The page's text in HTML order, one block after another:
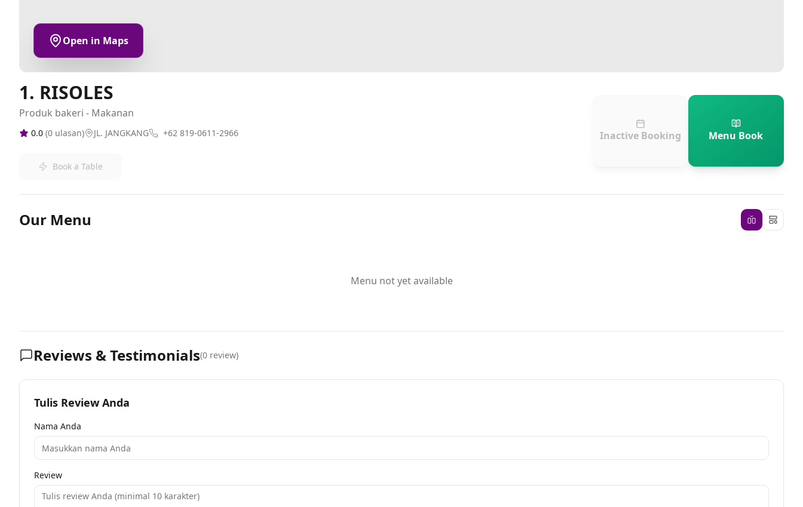
Open in Maps
1. RISOLES
Produk bakeri - Makanan
0.0 (0 ulasan) JL. JANGKANG +62 819-0611-2966
Book a Table
Inactive Booking Menu Book
Our Menu
Menu not yet available
Reviews & Testimonials(0 review)
Tulis Review Anda
Nama Anda
Review